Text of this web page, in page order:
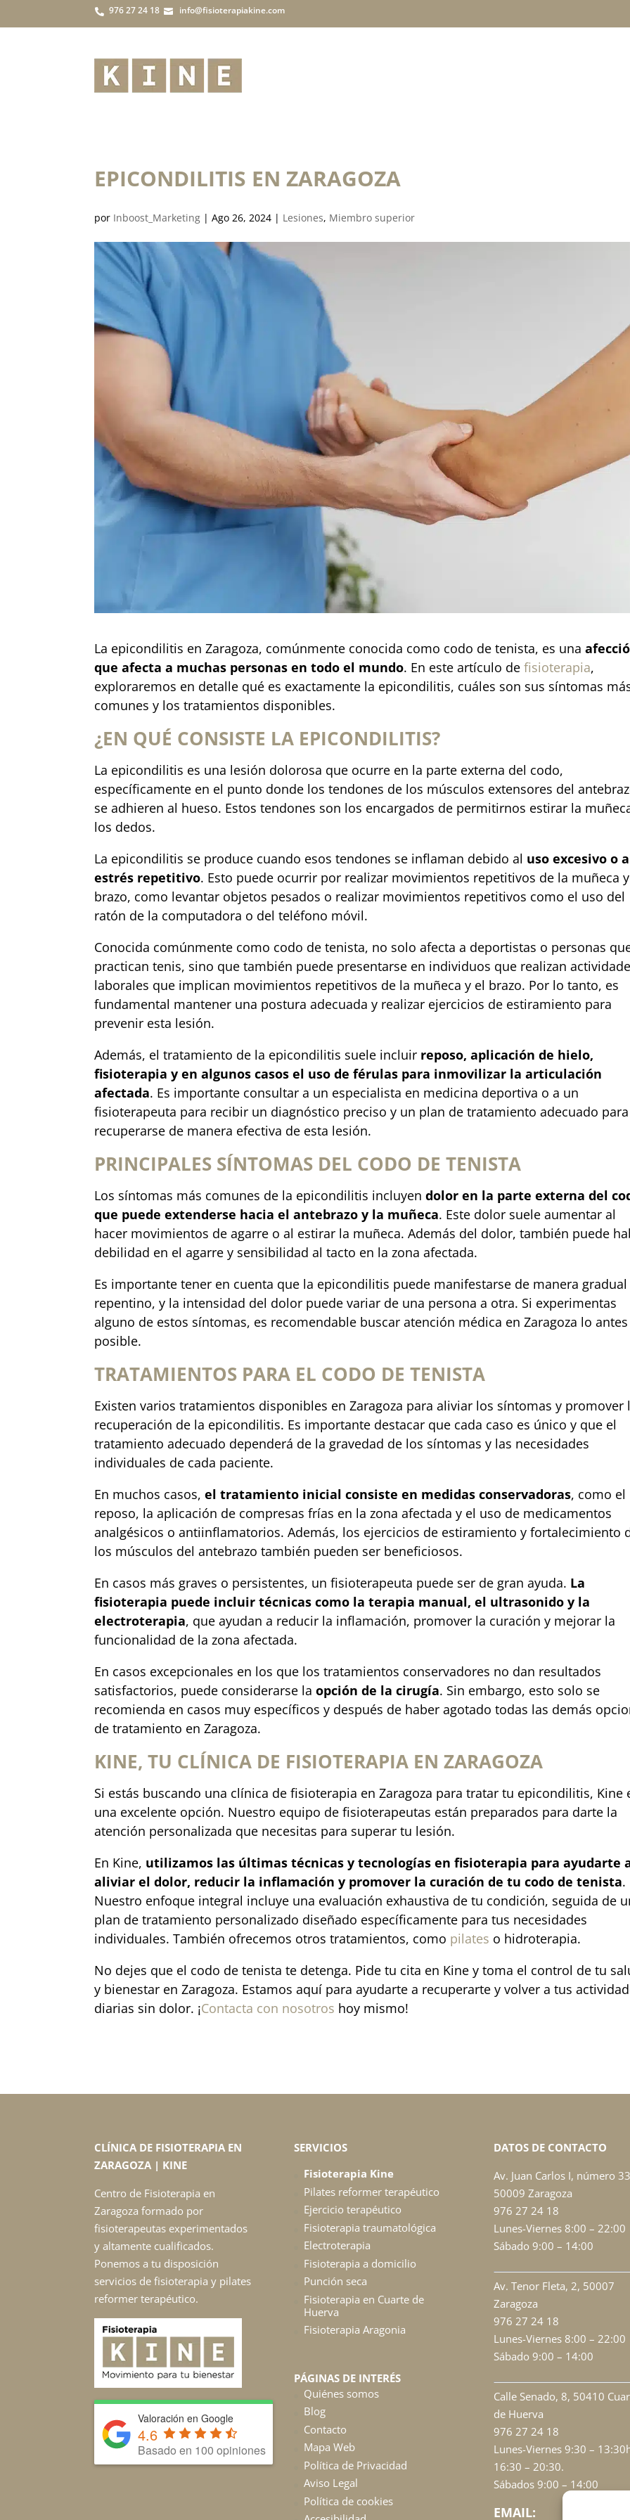
 976 27 24 18  info@fisioterapiakine.com
EPICONDILITIS EN ZARAGOZA
por Inboost_Marketing |Ago 26, 2024 | Lesiones, Miembro superior
La epicondilitis en Zaragoza, comúnmente conocida como codo de tenista, es una
que afecta a muchas personas en todo el mundo. En este artículo defisioterapia,
exploraremos en detalle qué es exactamente la epicondilitis, cuáles son sus síntomas
comunes y los tratamientos disponibles.
¿EN QUÉ CONSISTE LA EPICONDILITIS?
La epicondilitis es una lesión dolorosa que ocurre en la parte externa del codo,
específicamente en el punto donde los tendones de los músculos extensores del
se adhieren al hueso. Estos tendones son los encargados de permitirnos estirar la
los dedos.
La epicondilitis se produce cuando esos tendones se inflaman debido al uso excesivo o
estrés repetitivo. Esto puede ocurrir por realizar movimientos repetitivos de la muñeca
brazo, como levantar objetos pesados o realizar movimientos repetitivos como el uso del
ratón de la computadora o del teléfono móvil.
Conocida comúnmente como codo de tenista, no solo afecta a deportistas o personas
practican tenis, sino que también puede presentarse en individuos que realizan
laborales que implican movimientos repetitivos de la muñeca y el brazo. Por lo tanto, es
fundamental mantener una postura adecuada y realizar ejercicios de estiramiento para
prevenir esta lesión.
Además, el tratamiento de la epicondilitis suele incluir reposo, aplicación de hielo,
fisioterapia y en algunos casos el uso de férulas para inmovilizar la articulación
afectada. Es importante consultar a un especialista en medicina deportiva o a un
fisioterapeuta para recibir un diagnóstico preciso y un plan de tratamiento adecuado para
recuperarse de manera efectiva de esta lesión.
PRINCIPALES SÍNTOMAS DEL CODO DE TENISTA
Los síntomas más comunes de la epicondilitis incluyendolor en la parte externa del
que puede extenderse hacia el antebrazo y la muñeca. Este dolor suele aumentar al
hacer movimientos de agarre o al estirar la muñeca. Además del dolor, también puede
debilidad en el agarre y sensibilidad al tacto en la zona afectada.
Es importante tener en cuenta que la epicondilitis puede manifestarse de manera gradual
repentino, y la intensidad del dolor puede variar de una persona a otra. Si experimentas
alguno de estos síntomas, es recomendable buscar atención médica en Zaragoza lo antes
posible.
TRATAMIENTOS PARA EL CODO DE TENISTA
Existen varios tratamientos disponibles en Zaragoza para aliviar los síntomas y promover
recuperación de la epicondilitis. Es importante destacar que cada caso es único y que el
tratamiento adecuado dependerá de la gravedad de los síntomas y las necesidades
individuales de cada paciente.
En muchos casos,el tratamiento inicial consiste en medidas conservadoras, como el
reposo, la aplicación de compresas frías en la zona afectada y el uso de medicamentos
analgésicos o antiinflamatorios. Además, los ejercicios de estiramiento y fortalecimiento
los músculos del antebrazo también pueden ser beneficiosos.
En casos más graves o persistentes, un fisioterapeuta puede ser de gran ayuda. La
fisioterapia puede incluir técnicas como la terapia manual, el ultrasonido y la
electroterapia, que ayudan a reducir la inflamación, promover la curación y mejorar la
funcionalidad de la zona afectada.
En casos excepcionales en los que los tratamientos conservadores no dan resultados
satisfactorios, puede considerarse laopción de la cirugía. Sin embargo, esto solo se
recomienda en casos muy específicos y después de haber agotado todas las demás
de tratamiento en Zaragoza.
KINE, TU CLÍNICA DE FISIOTERAPIA EN ZARAGOZA
Si estás buscando una clínica de fisioterapia en Zaragoza para tratar tu epicondilitis, Kine
una excelente opción. Nuestro equipo de fisioterapeutas están preparados para darte la
atención personalizada que necesitas para superar tu lesión.
En Kine, utilizamos las últimas técnicas y tecnologías en fisioterapia para ayudarte
aliviar el dolor, reducir la inflamación y promover la curación de tu codo de tenista.
Nuestro enfoque integral incluye una evaluación exhaustiva de tu condición, seguida de
plan de tratamiento personalizado diseñado específicamente para tus necesidades
individuales. También ofrecemos otros tratamientos, como pilates o hidroterapia.
No dejes que el codo de tenista te detenga. Pide tu cita en Kine y toma el control de tu
y bienestar en Zaragoza. Estamos aquí para ayudarte a recuperarte y volver a tus
diarias sin dolor. ¡Contacta con nosotros hoy mismo!
CLÍNICA DE FISIOTERAPIA EN
ZARAGOZA | KINE
Centro de Fisioterapia en
Zaragoza formado por
fisioterapeutas experimentados
y altamente cualificados.
Ponemos a tu disposición
servicios de fisioterapia y pilates
reformer terapéutico.
Valoración en Google
4.6
Basado en 100 opiniones
SERVICIOS
Fisioterapia Kine
Pilates reformer terapéutico
Ejercicio terapéutico
Fisioterapia traumatológica
Electroterapia
Fisioterapia a domicilio
Punción seca
Fisioterapia en Cuarte de
Huerva
Fisioterapia Aragonia
PÁGINAS DE INTERÉS
Quiénes somos
Blog
Contacto
Mapa Web
Política de Privacidad
Aviso Legal
Política de cookies
DATOS DE CONTACTO
Av. Juan Carlos I, número
50009 Zaragoza
976 27 24 18
Lunes-Viernes 8:00 – 22:00
Sábado 9:00 – 14:00
Av. Tenor Fleta, 2, 50007
Zaragoza
976 27 24 18
Lunes-Viernes 8:00 – 22:00
Sábado 9:00 – 14:00
Calle Senado, 8, 50410
de Huerva
976 27 24 18
Lunes-Viernes 9:30 –
16:30 – 20:30.
Sábados 9:00 – 14:00
EMAIL: